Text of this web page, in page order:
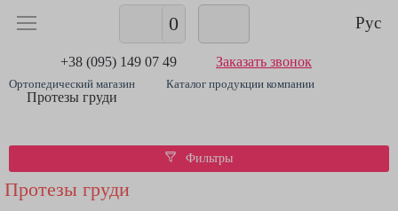
0 Рус
+38 (095) 149 07 49 Заказать звонок
Ортопедический магазин Каталог продукции компании
Протезы груди
Фильтры
Протезы груди